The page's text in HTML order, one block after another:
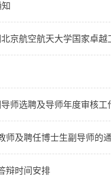
京航空航天大学国家卓
师选聘及导师年度审核工
师及聘任博士生副导师的
辩时间安排